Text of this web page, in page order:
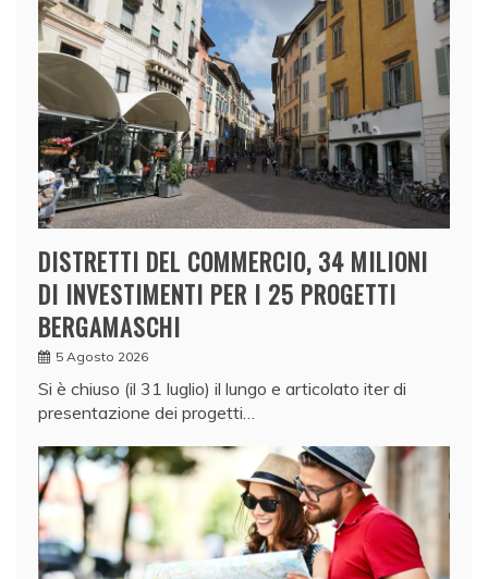
DISTRETTI DEL COMMERCIO, 34 MILIONI
DI INVESTIMENTI PER I 25 PROGETTI
BERGAMASCHI
5 Agosto 2026
Si è chiuso (il 31 luglio) il lungo e articolato iter di
presentazione dei progetti…